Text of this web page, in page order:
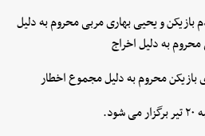
بازیکن و یحیی بهاری مربی محروم به دلیل
به دلیل اخراج
بازیکن محروم به دلیل مجموع اخطار